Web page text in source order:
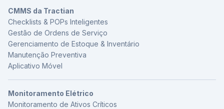
CMMS da Tractian
Checklists & POPs Inteligentes
Gestão de Ordens de Serviço
Gerenciamento de Estoque & Inventário
Manutenção Preventiva
Aplicativo Móvel
Monitoramento Elétrico
Monitoramento de Ativos Críticos